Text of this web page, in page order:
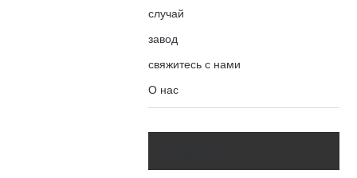
случай
завод
свяжитесь с нами
О нас